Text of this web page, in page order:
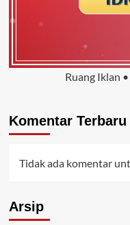
Ruang Iklan
Komentar Terbaru
Tidak ada komentar
Arsip